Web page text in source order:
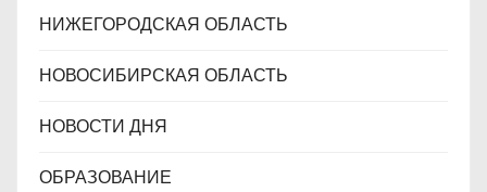
НИЖЕГОРОДСКАЯ ОБЛАСТЬ
НОВОСИБИРСКАЯ ОБЛАСТЬ
НОВОСТИ ДНЯ
ОБРАЗОВАНИЕ